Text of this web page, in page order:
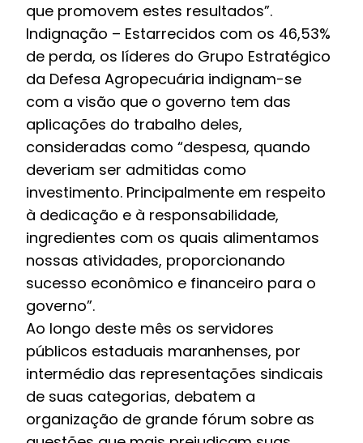
que promovem estes resultados”.
Indignação – Estarrecidos com os 46,53%
de perda, os líderes do Grupo Estratégico
da Defesa Agropecuária indignam-se
com a visão que o governo tem das
aplicações do trabalho deles,
consideradas como “despesa, quando
deveriam ser admitidas como
investimento. Principalmente em respeito
à dedicação e à responsabilidade,
ingredientes com os quais alimentamos
nossas atividades, proporcionando
sucesso econômico e financeiro para o
governo”.
Ao longo deste mês os servidores
públicos estaduais maranhenses, por
intermédio das representações sindicais
de suas categorias, debatem a
organização de grande fórum sobre as